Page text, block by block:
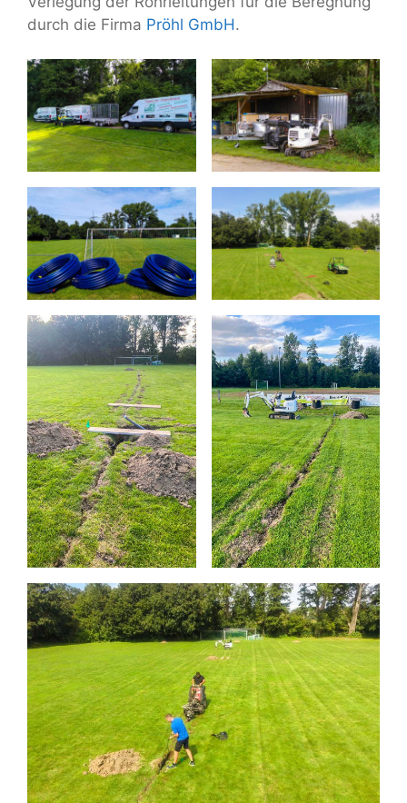
durch die Firma Pröhl GmbH.